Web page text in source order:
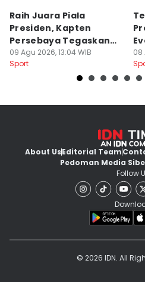
Raih Juara Piala
Presiden, Kapten
Persebaya Tegaskan
Punya Misi Besar
09 Agu 2026, 13:04 WIB
Sport
08
About UsEditorial Team
Pedoman Media
Follow
© 2026 IDN. All